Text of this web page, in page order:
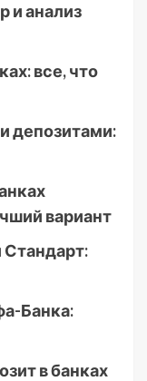
и анализ
все, что
депозитами:
вариант
Стандарт:
Банка:
в банках